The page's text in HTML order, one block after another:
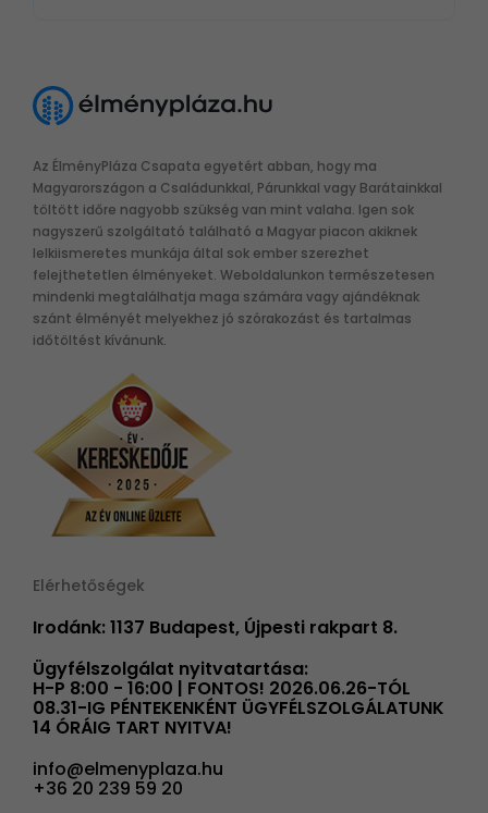
Az ÉlményPláza Csapata egyetért abban, hogy ma
Magyarországon a Családunkkal, Párunkkal vagy Barátainkkal
töltött időre nagyobb szükség van mint valaha. Igen sok
nagyszerű szolgáltató található a Magyar piacon akiknek
lelkiismeretes munkája által sok ember szerezhet
felejthetetlen élményeket. Weboldalunkon természetesen
mindenki megtalálhatja maga számára vagy ajándéknak
szánt élményét melyekhez jó szórakozást és tartalmas
időtöltést kívánunk.
Elérhetőségek
Irodánk: 1137 Budapest, Újpesti rakpart 8.
Ügyfélszolgálat nyitvatartása:
H-P 8:00 - 16:00 | FONTOS! 2026.06.26-TÓL
08.31-IG PÉNTEKENKÉNT ÜGYFÉLSZOLGÁLATUNK
14 ÓRÁIG TART NYITVA!
info@elmenyplaza.hu
+36 20 239 59 20